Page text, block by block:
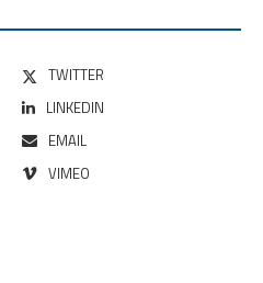
TWITTER
LINKEDIN
EMAIL
VIMEO